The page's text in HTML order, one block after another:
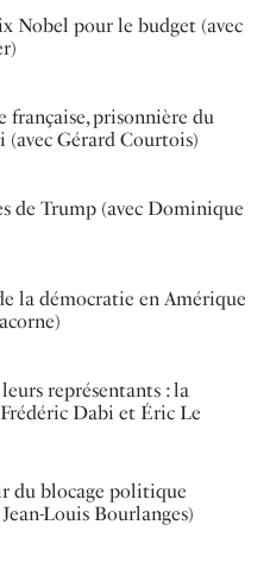
Nobel pour le budget (avec
française, prisonnière du
(avec Gérard Courtois)
de Trump (avec Dominique
la démocratie en Amérique
représentants : la
Dabi et Éric Le
du blocage politique
Louis Bourlanges)